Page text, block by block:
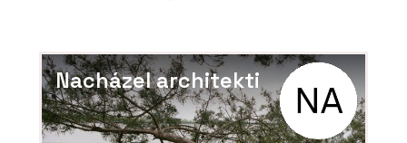
Nacházel architekti